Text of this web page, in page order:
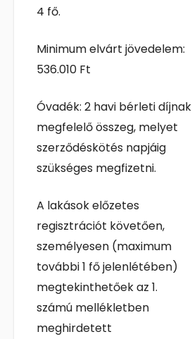
4 fő.
Minimum elvárt jövedelem:
536.010 Ft
Óvadék: 2 havi bérleti díjnak
megfelelő összeg, melyet
szerződéskötés napjáig
szükséges megfizetni.
A lakások előzetes
regisztrációt követően,
személyesen (maximum
további 1 fő jelenlétében)
megtekinthetőek az 1.
számú mellékletben
meghirdetett